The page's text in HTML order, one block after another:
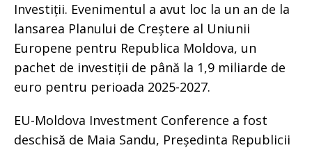
Investiții. Evenimentul a avut loc la un an de la
lansarea Planului de Creștere al Uniunii
Europene pentru Republica Moldova, un
pachet de investiții de până la 1,9 miliarde de
euro pentru perioada 2025-2027.
EU-Moldova Investment Conference a fost
deschisă de Maia Sandu, Președinta Republicii